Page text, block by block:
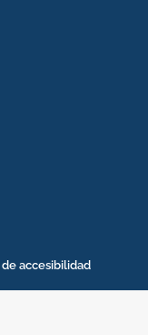
accesibilidad